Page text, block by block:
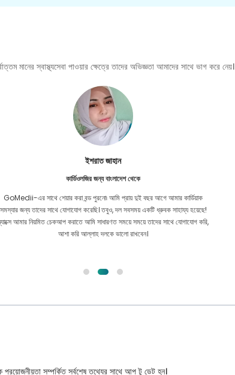
মানের স্বাস্থ্যসেবা পাওয়ার ক্ষেত্রে তাদের অভিজ্ঞতা আমাদের সাথে ভাগ করে নেয়।
ইশরাত জাহান
কার্ডিওলজির জন্য বাংলাদেশ থেকে
GoMedii-এর সাথে শেয়ার করা বন্ড পুরনো৷ আমি প্রায় দুই বছর আগে আমার কার্ডিয়াক
সমস্যার জন্য তাদের সাথে যোগাযোগ করেছি। তবুও, দল সবসময় একটি ধ্রুবক সাহায্য হয়েছে!
আমার নিয়মিত চেকআপ করাতে আমি সাধারণত সময়ে সময়ে তাদের সাথে যোগাযোগ করি,
আশা করি আল্লাহ দলকে ভালো রাখবেন।
প্রয়োজনীয়তা সম্পর্কিত সর্বশেষ তথ্যের সাথে আপ টু ডেট হন।